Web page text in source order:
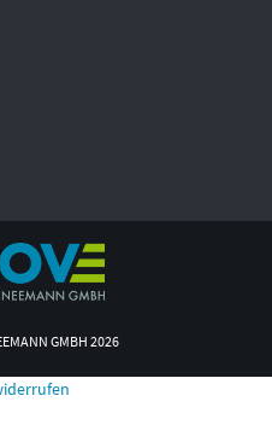
GMBH 2026